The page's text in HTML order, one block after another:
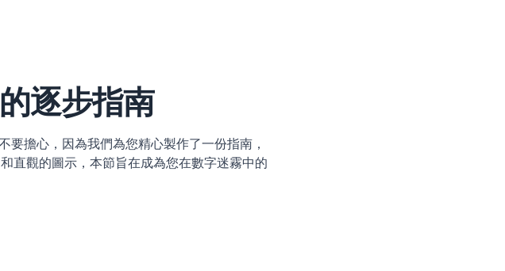
逐步指南
擔心，因為我們為您精心製作了一份指南，
直觀的圖示，本節旨在成為您在數字迷霧中的